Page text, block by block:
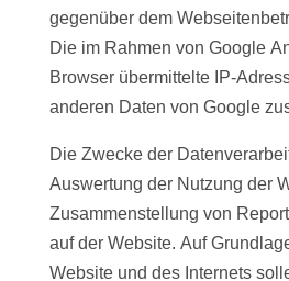
gegenüber dem
Die im Rahmen von Google
Browser übermittelte IP-
anderen Daten von Google
Die Zwecke der
Auswertung der Nutzung der
Zusammenstellung von
auf der Website. Auf
Website und des Internets